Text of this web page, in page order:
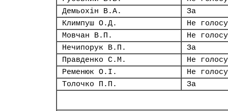
Демьохін В.А.
За
Климпуш О.Д.
Не
Мовчан В.П.
Не
Нечипорук В.П.
За
Правденко С.М.
Не
Ременюк О.І.
Не
Толочко П.П.
За